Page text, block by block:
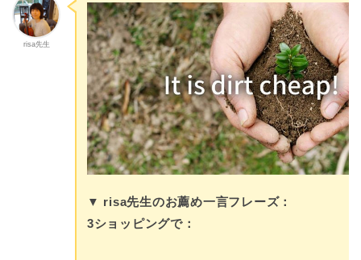
risa先生
▼ risa先生のお薦め一言フレーズ：
3ショッピングで：